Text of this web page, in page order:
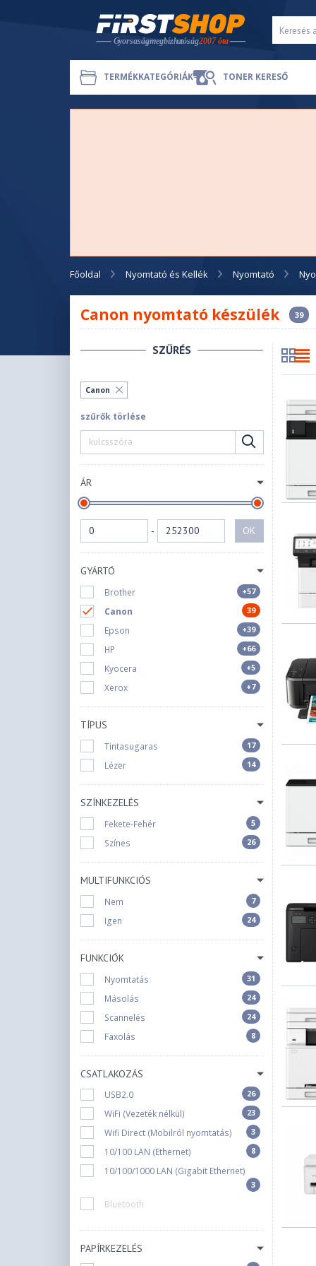
TERMÉKKATEGÓRIÁK TONER KERESŐ
Főoldal Nyomtató és Kellék Nyomtató
Canon nyomtató készülék 39
SZŰRÉS
Canon
szűrők törlése
ÁR
- OK
GYÁRTÓ
Brother +57
Canon 39
Epson +39
HP +66
Kyocera +5
Xerox +7
TÍPUS
Tintasugaras 17
Lézer 14
SZÍNKEZELÉS
Fekete-Fehér 5
Színes 26
MULTIFUNKCIÓS
Nem 7
Igen 24
FUNKCIÓK
Nyomtatás 31
Másolás 24
Scannelés 24
Faxolás 8
CSATLAKOZÁS
USB2.0 26
WiFi (Vezeték nélkül) 23
Wifi Direct (Mobilról nyomtatás) 3
10/100 LAN (Ethernet) 8
10/100/1000 LAN (Gigabit Ethernet)
3
Bluetooth
PAPÍRKEZELÉS